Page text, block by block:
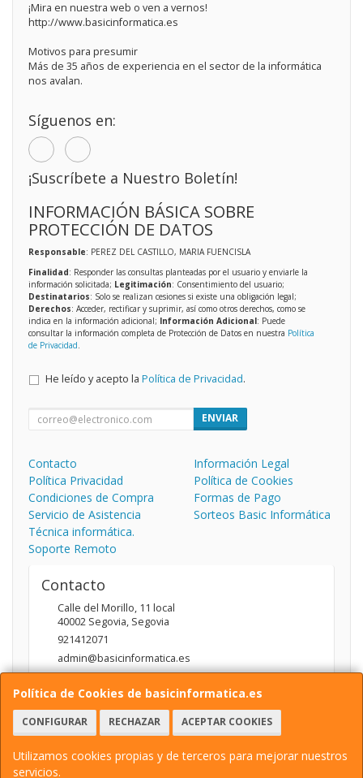
Política de Cookies de basicinformatica.es
CONFIGURAR RECHAZAR ACEPTAR COOKIES
Utilizamos cookies propias y de terceros para mejorar nuestros
servicios.
¡Mira en nuestra web o ven a vernos!
http://www.basicinformatica.es
Motivos para presumir
Más de 35 años de experiencia en el sector de la informática
nos avalan.
Síguenos en:
¡Suscríbete a Nuestro Boletín!
INFORMACIÓN BÁSICA SOBRE
PROTECCIÓN DE DATOS
Responsable: PEREZ DEL CASTILLO, MARIA FUENCISLA
Finalidad: Responder las consultas planteadas por el usuario y enviarle la
información solicitada; Legitimación: Consentimiento del usuario;
Destinatarios: Solo se realizan cesiones si existe una obligación legal;
Derechos: Acceder, rectificar y suprimir, así como otros derechos, como se
indica en la información adicional; Información Adicional: Puede
consultar la información completa de Protección de Datos en nuestra Política
de Privacidad.
He leído y acepto la Política de Privacidad.
ENVIAR
Contacto
Información Legal
Política Privacidad
Política de Cookies
Condiciones de Compra
Formas de Pago
Servicio de Asistencia
Técnica informática.
Soporte Remoto
Sorteos Basic Informática
Contacto
Calle del Morillo, 11 local
40002 Segovia, Segovia
921412071
admin@basicinformatica.es
Horario
L-V: 10:00 a 14:00h y de 17:00 a 20:00h / S: 10:00 a 14:00h